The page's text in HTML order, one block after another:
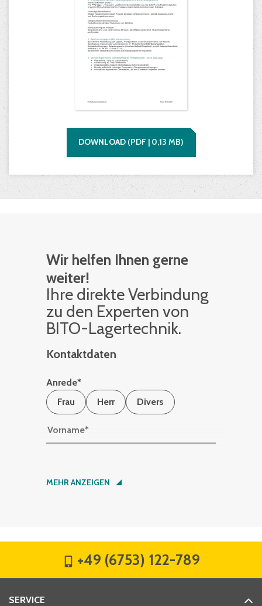
DOWNLOAD (PDF | 0,13 MB)
Wir helfen Ihnen gerne
weiter!
Ihre di­rek­te Ver­bin­dung
zu den Ex­per­ten von
BITO-La­ger­tech­nik.
Kontaktdaten
Anrede*
Frau
Herr Divers
Vorname*
Nachname*
MEHR ANZEIGEN
+49 (6753) 122-789
SERVICE